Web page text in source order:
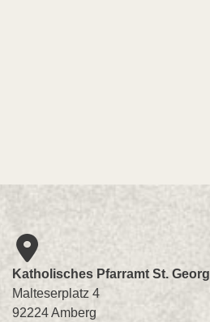
Katholisches Pfarramt St. Georg
Malteserplatz 4
92224 Amberg